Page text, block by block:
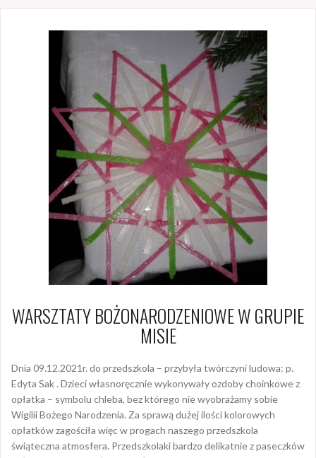
WARSZTATY BOŻONARODZENIOWE W GRUPIE
MISIE
Dnia 09.12.2021r. do przedszkola – przybyła twórczyni ludowa: p.
Edyta Sak . Dzieci własnoręcznie wykonywały ozdoby choinkowe z
opłatka – symbolu chleba, bez którego nie wyobrażamy sobie
Wigilii Bożego Narodzenia. Za sprawą dużej ilości kolorowych
opłatków zagościła więc w progach naszego przedszkola
świąteczna atmosfera. Przedszkolaki bardzo delikatnie z paseczków